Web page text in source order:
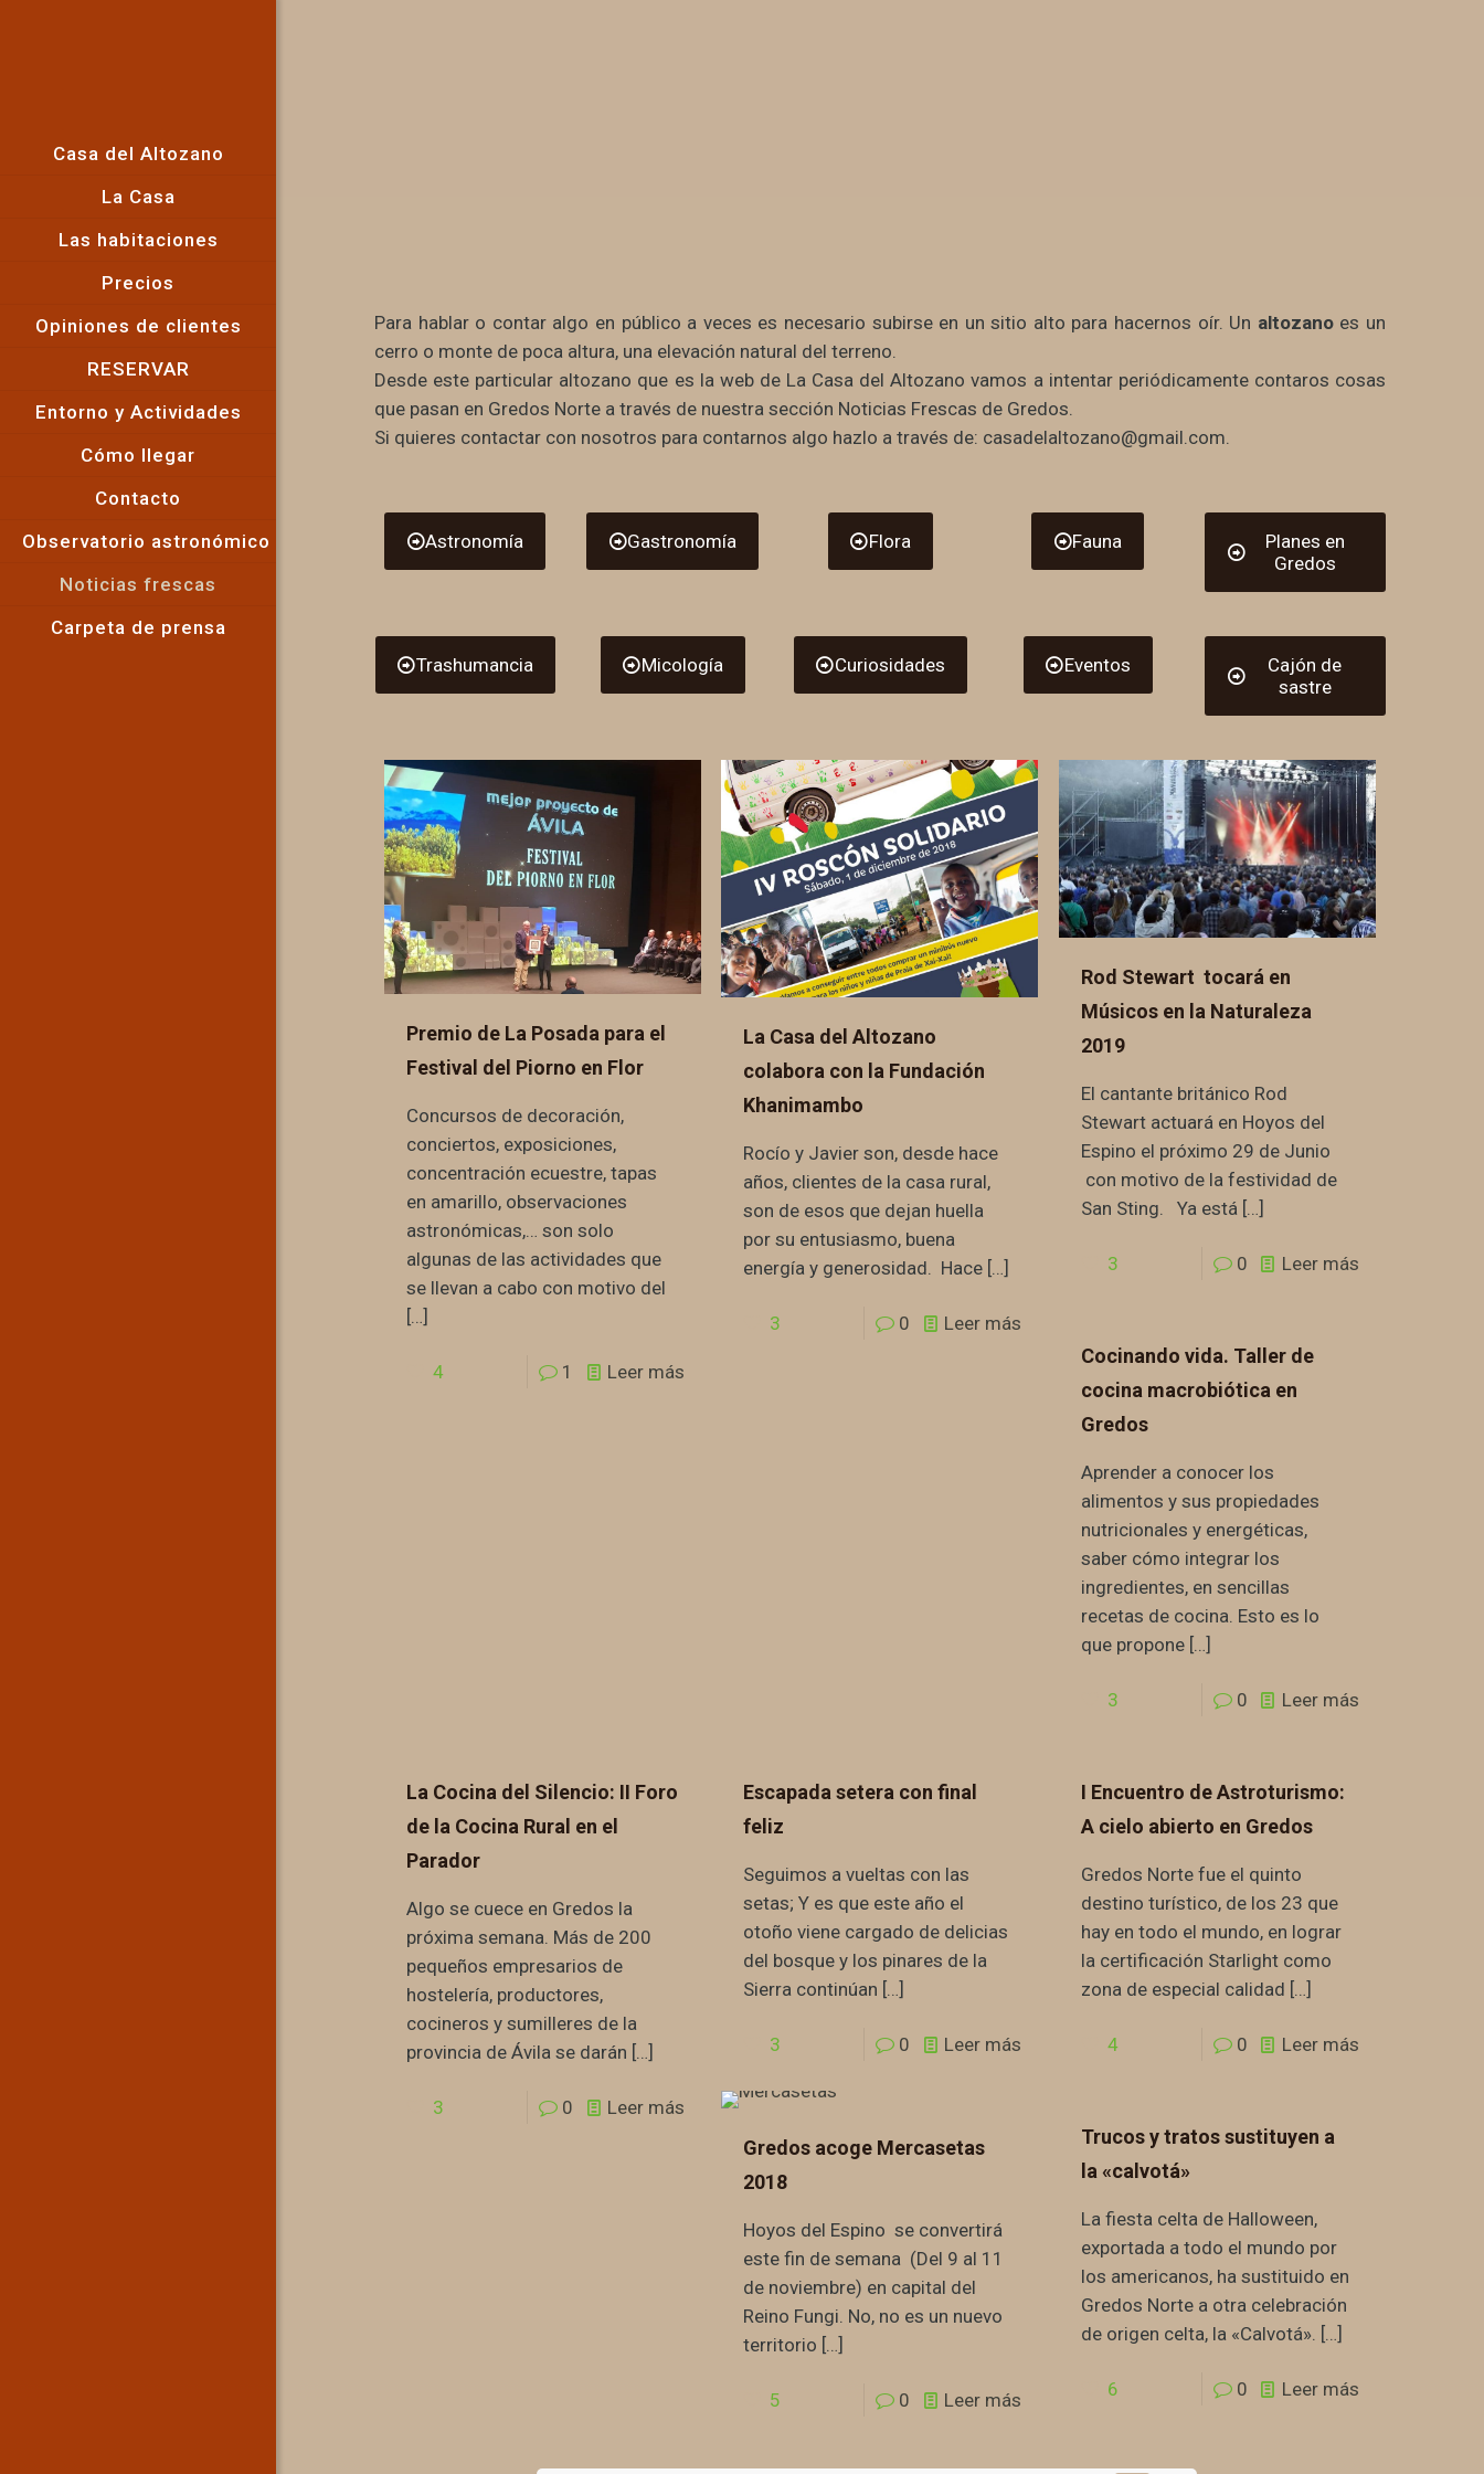
Casa del Altozano
La Casa
Las habitaciones
Precios
Opiniones de clientes
RESERVAR
Entorno y Actividades
Cómo llegar
Contacto
Observatorio astronómico
Noticias frescas
Carpeta de prensa
Para hablar o contar algo en público a veces es necesario subirse en un sitio alto para hacernos oír. Un altozano es un
cerro o monte de poca altura, una elevación natural del terreno.
Desde este particular altozano que es la web de La Casa del Altozano vamos a intentar periódicamente contaros cosas
que pasan en Gredos Norte a través de nuestra sección Noticias Frescas de Gredos.
Si quieres contactar con nosotros para contarnos algo hazlo a través de: casadelaltozano@gmail.com.
Astronomía Gastronomía Flora Fauna
Planes en
Gredos
Trashumancia Micología Curiosidades Eventos
Cajón de
sastre
Premio de La Posada para el
Festival del Piorno en Flor
Concursos de decoración,
conciertos, exposiciones,
concentración ecuestre, tapas
en amarillo, observaciones
astronómicas,… son solo
algunas de las actividades que
se llevan a cabo con motivo del
[…]
4 1 Leer más
La Casa del Altozano
colabora con la Fundación
Khanimambo
Rocío y Javier son, desde hace
años, clientes de la casa rural,
son de esos que dejan huella
por su entusiasmo, buena
energía y generosidad. Hace […]
3 0 Leer más
Rod Stewart tocará en
Músicos en la Naturaleza
2019
El cantante británico Rod
Stewart actuará en Hoyos del
Espino el próximo 29 de Junio
con motivo de la festividad de
San Sting. Ya está[…]
3 0 Leer más
Cocinando vida. Taller de
cocina macrobiótica en
Gredos
Aprender a conocer los
alimentos y sus propiedades
nutricionales y energéticas,
saber cómo integrar los
ingredientes, en sencillas
recetas de cocina. Esto es lo
que propone[…]
3 0 Leer más
La Cocina del Silencio: II Foro
de la Cocina Rural en el
Parador
Algo se cuece en Gredos la
próxima semana. Más de 200
pequeños empresarios de
hostelería, productores,
cocineros y sumilleres de la
provincia de Ávila se darán […]
3 0 Leer más
Escapada setera con final
feliz
Seguimos a vueltas con las
setas; Y es que este año el
otoño viene cargado de delicias
del bosque y los pinares de la
Sierra continúan […]
3 0 Leer más
I Encuentro de Astroturismo:
A cielo abierto en Gredos
Gredos Norte fue el quinto
destino turístico, de los 23 que
hay en todo el mundo, en lograr
la certificación Starlight como
zona de especial calidad […]
4 0 Leer más
Gredos acoge Mercasetas
2018
Hoyos del Espino se convertirá
este fin de semana (Del 9 al 11
de noviembre) en capital del
Reino Fungi. No, no es un nuevo
territorio […]
5 0 Leer más
Trucos y tratos sustituyen a
la «calvotá»
La fiesta celta de Halloween,
exportada a todo el mundo por
los americanos, ha sustituido en
Gredos Norte a otra celebración
de origen celta, la «Calvotá». […]
6 0 Leer más